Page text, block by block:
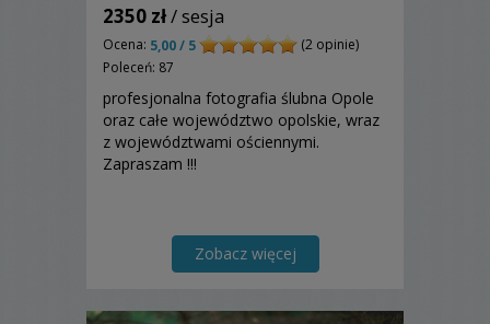
2350 zł/ sesja
Ocena: 5,00 / 5
(2 opinie)
Poleceń: 87
profesjonalna fotografia ślubna Opole
oraz całe województwo opolskie, wraz
z województwami ościennymi.
Zapraszam !!!
Zobacz więcej